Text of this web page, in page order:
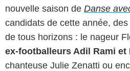
nouvelle saison de Danse
candidats de cette année,
de tous horizons : le nageur
ex-footballeurs Adil Rami
chanteuse Julie Zenatti ou